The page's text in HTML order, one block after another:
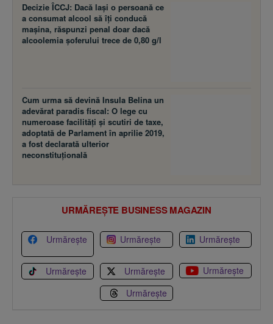
Decizie ÎCCJ: Dacă laşi o persoană ce
a consumat alcool să îţi conducă
maşina, răspunzi penal doar dacă
alcoolemia şoferului trece de 0,80 g/l
Cum urma să devină Insula Belina un
adevărat paradis fiscal: O lege cu
numeroase facilităţi şi scutiri de taxe,
adoptată de Parlament în aprilie 2019,
a fost declarată ulterior
neconstituţională
URMĂREȘTE BUSINESS MAGAZIN
Urmărește Urmărește Urmărește
Urmărește Urmărește
Urmărește
Urmărește